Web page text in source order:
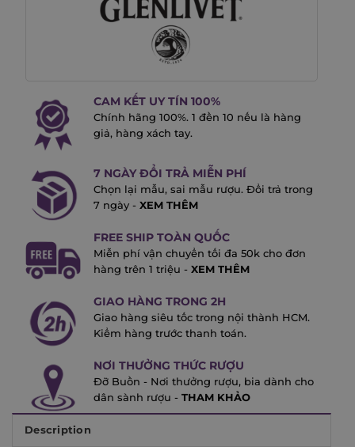
CAM KẾT UY TÍN 100%
Chính hãng 100%. 1 đền 10 nếu là hàng
giả, hàng xách tay.
7 NGÀY ĐỔI TRẢ MIỄN PHÍ
Chọn lại mẫu, sai mẫu rượu. Đổi trả trong
7 ngày - XEM THÊM
FREE SHIP TOÀN QUỐC
Miễn phí vận chuyển tối đa 50k cho đơn
hàng trên 1 triệu - XEM THÊM
GIAO HÀNG TRONG 2H
Giao hàng siêu tốc trong nội thành HCM.
Kiểm hàng trước thanh toán.
NƠI THƯỞNG THỨC RƯỢU
Đỡ Buồn - Nơi thưởng rượu, bia dành cho
dân sành rượu - THAM KHẢO
Description